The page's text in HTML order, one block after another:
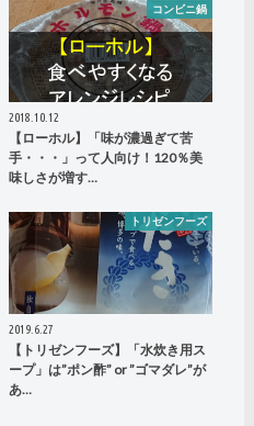
コンビニ鍋
2018.10.12
【ローホル】「味が濃過ぎて苦
手・・・」って人向け！120％美
味しさが増す…
トリゼンフーズ
2019.6.27
【トリゼンフーズ】「水炊き用ス
ープ」は”ポン酢” or ”ゴマダレ”が
あ…